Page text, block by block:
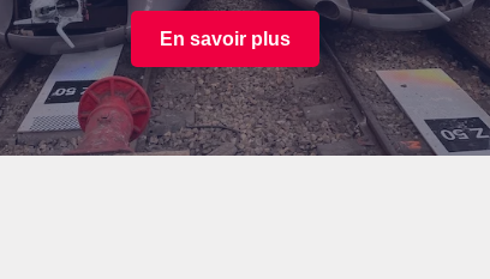
En savoir plus